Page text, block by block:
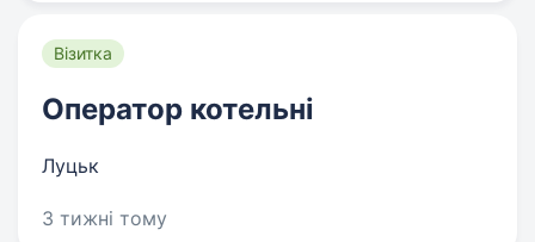
Візитка
Оператор котельні
Луцьк
3 тижні тому